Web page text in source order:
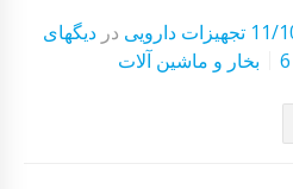
11/ تجهیزات دارویی دردیگهای
بخار و ماشین آلات